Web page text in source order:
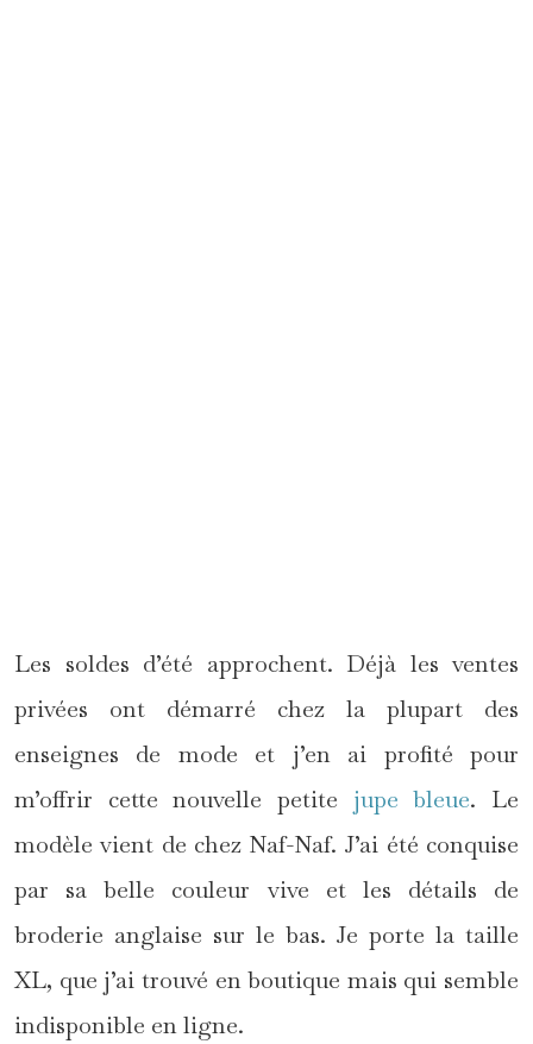
Les soldes d’été approchent. Déjà les ventes
privées ont démarré chez la plupart des
enseignes de mode et j’en ai profité pour
m’offrir cette nouvelle petite jupe bleue. Le
modèle vient de chez Naf-Naf. J’ai été conquise
par sa belle couleur vive et les détails de
broderie anglaise sur le bas. Je porte la taille
XL, que j’ai trouvé en boutique mais qui semble
indisponible en ligne.